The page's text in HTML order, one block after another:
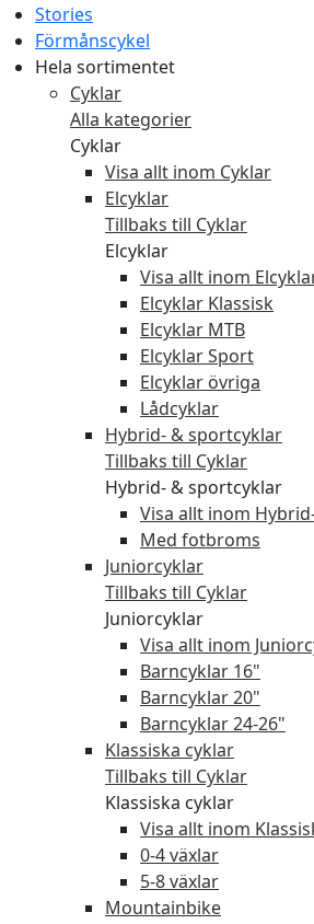
Stories
Förmånscykel
Hela sortimentet
Cyklar
Alla kategorier
Cyklar
Visa allt inom Cyklar
Elcyklar
Tillbaks till Cyklar
Elcyklar
Visa allt inom
Elcyklar Klassisk
Elcyklar MTB
Elcyklar Sport
Elcyklar övriga
Lådcyklar
Hybrid- & sportcyklar
Tillbaks till Cyklar
Hybrid- & sportcyklar
Visa allt inom
Med fotbroms
Juniorcyklar
Tillbaks till Cyklar
Juniorcyklar
Visa allt inom
Barncyklar 16"
Barncyklar 20"
Barncyklar 24-26"
Klassiska cyklar
Tillbaks till Cyklar
Klassiska cyklar
Visa allt inom
0-4 växlar
5-8 växlar
Mountainbike